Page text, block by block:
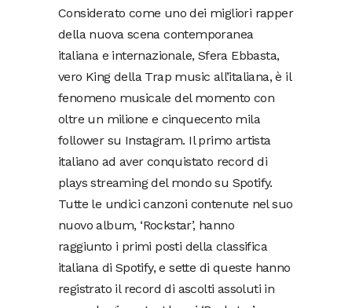
Considerato come uno dei migliori rapper
della nuova scena contemporanea
italiana e internazionale, Sfera Ebbasta,
vero King della Trap music all’italiana, è il
fenomeno musicale del momento con
oltre un milione e cinquecento mila
follower su Instagram. Il primo artista
italiano ad aver conquistato record di
plays streaming del mondo su Spotify.
Tutte le undici canzoni contenute nel suo
nuovo album, ‘Rockstar’, hanno
raggiunto i primi posti della classifica
italiana di Spotify, e sette di queste hanno
registrato il record di ascolti assoluti in